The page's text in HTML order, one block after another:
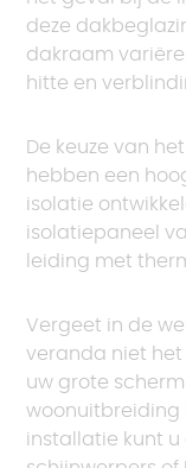
deze
dakraam
hitte en
De keuze van
hebben een
isolatie
isolatiepaneel
leiding met
Vergeet in de
veranda niet
uw grote
woonuitbreiding
installatie kunt